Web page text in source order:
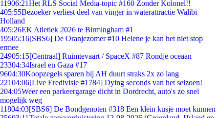
11906:21Het RLS Social Media-topic #160 Zonder Kolonel!!
405:55Bezoeker verliest deel van vinger in waterattractie Walibi
Holland
405:26EK Atletiek 2026 te Birmingham #1
19505:16[SBS6] De Oranjezomer #10 Helene je kan het niet stop
ermee
24905:15[Centraal] Ruimtevaart / SpaceX #87 Rondje oceaan
23304:34Israel en Gaza #17
9604:30Koopzegels sparen bij AH duurt straks 2x zo lang
22104:06[Live Eredivisie #1784] Dying seconds van het seizoen!
204:05Weer een parkeergarage dicht in Dordrecht, auto's zo snel
mogelijk weg
11804:03[SBS6] De Bondgenoten #318 Een klein kusje moet kunnen